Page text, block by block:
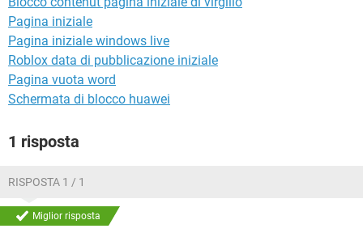
TIKTOK FACEBOOK
Pagina iniziale
Pagina iniziale windows live
Roblox data di pubblicazione iniziale
Pagina vuota word
Schermata di blocco huawei
1 risposta
RISPOSTA 1 / 1
Miglior risposta